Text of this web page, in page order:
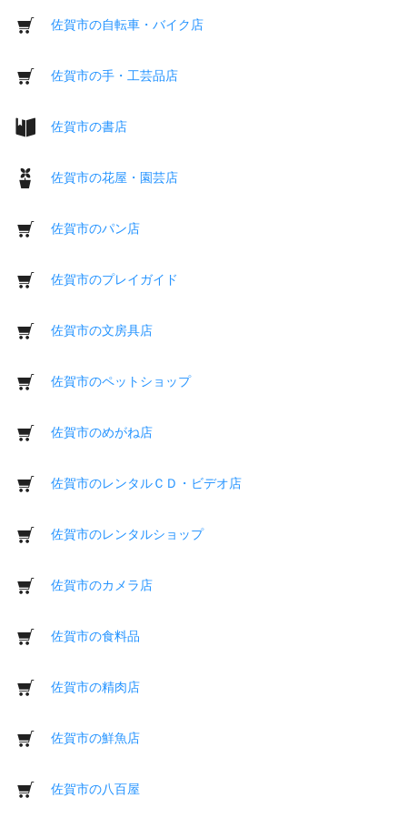
佐賀市の自転車・バイク店
佐賀市の手・工芸品店
佐賀市の書店
佐賀市の花屋・園芸店
佐賀市のパン店
佐賀市のプレイガイド
佐賀市の文房具店
佐賀市のペットショップ
佐賀市のめがね店
佐賀市のレンタルＣＤ・ビデオ店
佐賀市のレンタルショップ
佐賀市のカメラ店
佐賀市の食料品
佐賀市の精肉店
佐賀市の鮮魚店
佐賀市の八百屋